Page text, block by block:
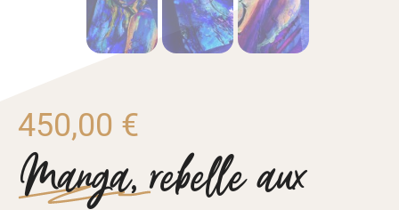
450,00 €
Manga, rebelle aux